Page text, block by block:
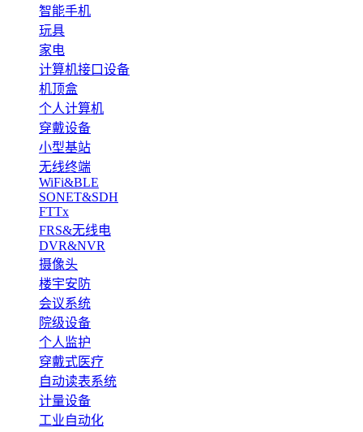
智能手机
玩具
家电
计算机接口设备
机顶盒
个人计算机
穿戴设备
小型基站
无线终端
WiFi&BLE
SONET&SDH
FTTx
FRS&无线电
DVR&NVR
摄像头
楼宇安防
会议系统
院级设备
个人监护
穿戴式医疗
自动读表系统
计量设备
工业自动化